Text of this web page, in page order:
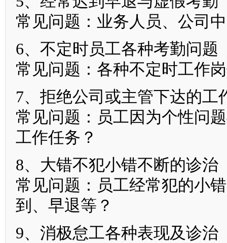
常见问题：业务人员、公司
6、不定时员工各种考勤问题
常见问题：各种不定时工作
7、拒绝公司或主管下达的工
常见问题：员工因为个性问
工作任务？
8、大错不犯小错不断的诊治
常见问题：员工经常犯的小
到、早退等？
9、消极怠工各种表现及诊治